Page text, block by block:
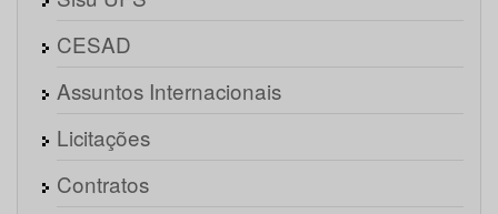
CESAD
Assuntos Internacionais
Licitações
Contratos